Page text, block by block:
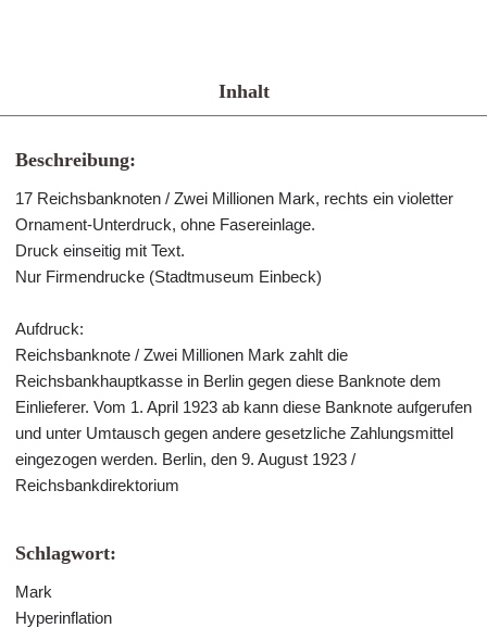
Inhalt
Beschreibung:
17 Reichsbanknoten / Zwei Millionen Mark, rechts ein violetter
Ornament-Unterdruck, ohne Fasereinlage.
Druck einseitig mit Text.
Nur Firmendrucke (Stadtmuseum Einbeck)
Aufdruck:
Reichsbanknote / Zwei Millionen Mark zahlt die
Reichsbankhauptkasse in Berlin gegen diese Banknote dem
Einlieferer. Vom 1. April 1923 ab kann diese Banknote aufgerufen
und unter Umtausch gegen andere gesetzliche Zahlungsmittel
eingezogen werden. Berlin, den 9. August 1923 /
Reichsbankdirektorium
Schlagwort:
Mark
Hyperinflation